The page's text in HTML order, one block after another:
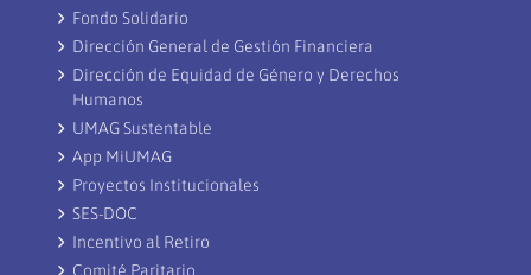
Fondo Solidario
Dirección General de Gestión Financiera
Dirección de Equidad de Género y Derechos
Humanos
UMAG Sustentable
App MiUMAG
Proyectos Institucionales
SES-DOC
Incentivo al Retiro
Comité Paritario